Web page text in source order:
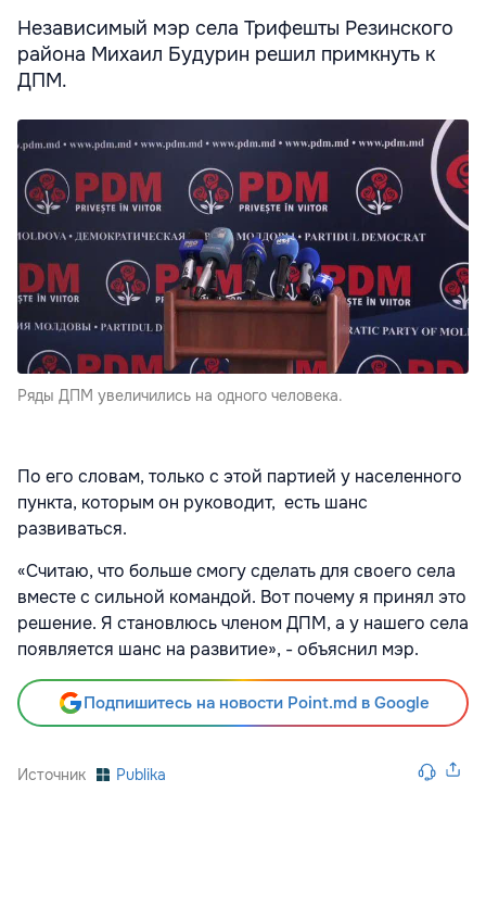
Независимый мэр села Трифешты Резинского
района Михаил Будурин решил примкнуть к
ДПМ.
Ряды ДПМ увеличились на одного человека.
По его словам, только с этой партией у населенного
пункта, которым он руководит, есть шанс
развиваться.
«Считаю, что больше смогу сделать для своего села
вместе с сильной командой. Вот почему я принял это
решение. Я становлюсь членом ДПМ, а у нашего села
появляется шанс на развитие», - объяснил мэр.
Подпишитесь на новости Point.md в Google
Источник Publika